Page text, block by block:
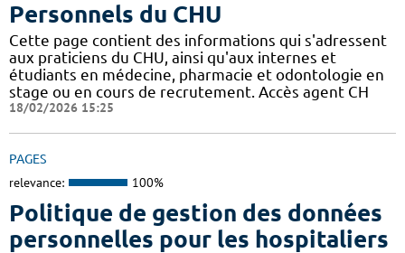
Personnels du CHU
Cette page contient des informations qui s'adressent
aux praticiens du CHU, ainsi qu'aux internes et
étudiants en médecine, pharmacie et odontologie en
stage ou en cours de recrutement. Accès agent CH
18/02/2026 15:25
PAGES
relevance: 100%
Politique de gestion des données
personnelles pour les hospitaliers